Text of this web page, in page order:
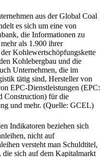
aus der Global Coal
es sich um eine von
die Informationen zu
als 1.900 ihrer
Kohlewertschöpfungskette
Kohlebergbau und die
Unternehmen, die im
tätig sind, Hersteller von
EPC-Dienstleistungen (EPC:
Construction) für die
und mehr. (Quelle: GCEL)
Indikatoren beziehen sich
nicht auf
versteht man Schuldtitel,
die sich auf dem Kapitalmarkt